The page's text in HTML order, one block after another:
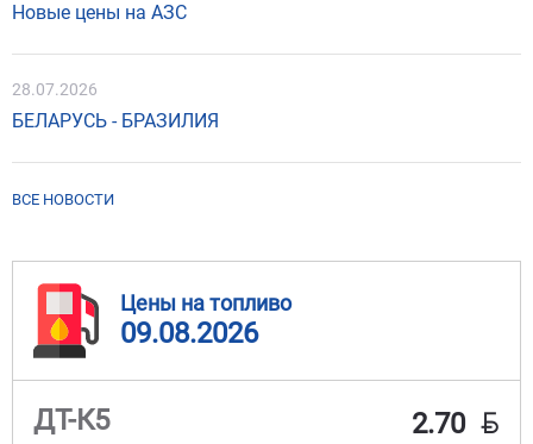
Новые цены на АЗС
28.07.2026
БЕЛАРУСЬ - БРАЗИЛИЯ
ВСЕ НОВОСТИ
Цены на топливо
09.08.2026
ДТ-К5 2.70 BYN